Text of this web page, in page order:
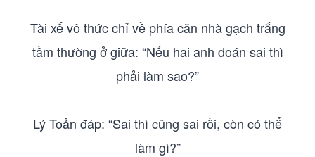
Tài xế vô thức chỉ về phía căn nhà gạch trắng
tầm thường ở giữa: “Nếu hai anh đoán sai thì
phải làm sao?”
Lý Toản đáp: “Sai thì cũng sai rồi, còn có thể
làm gì?”